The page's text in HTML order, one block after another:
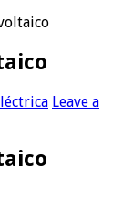
Leave a